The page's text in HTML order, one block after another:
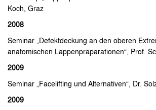
Koch, Graz
2008
Seminar „Defektdeckung an den oberen
anatomischen Lappenpräparationen“, Prof.
2009
Seminar „Facelifting und Alternativen“, Dr.
2009